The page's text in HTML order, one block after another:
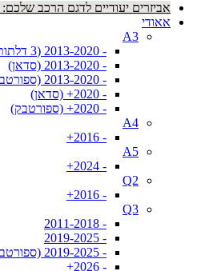
אביזרים יעודיים לדגם הרכב
אאודי
A3
- 2013-2020 (3 דלתות)
- 2013-2020 (סדאן)
- 2013-2020 (ספורטבק)
- 2020+ (סדאן)
- 2020+ (ספורטבק)
A4
- 2016+
A5
- 2024+
Q2
- 2016+
Q3
- 2011-2018
- 2019-2025
- 2019-2025 (ספורטבק)
- 2026+